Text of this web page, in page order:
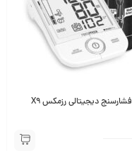
فشارسنج دیجیتالی رزمکس X9